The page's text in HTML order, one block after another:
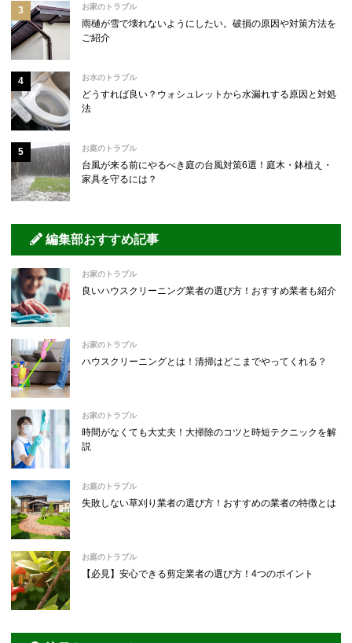
お家のトラブル
雨樋が雪で壊れないようにしたい。破損の原因や対策方法を
ご紹介
お水のトラブル
どうすれば良い？ウォシュレットから水漏れする原因と対処
法
お庭のトラブル
台風が来る前にやるべき庭の台風対策6選！庭木・鉢植え・
家具を守るには？
編集部おすすめ記事
お家のトラブル
良いハウスクリーニング業者の選び方！おすすめ業者も紹介
お家のトラブル
ハウスクリーニングとは！清掃はどこまでやってくれる？
お家のトラブル
時間がなくても大丈夫！大掃除のコツと時短テクニックを解
説
お庭のトラブル
失敗しない草刈り業者の選び方！おすすめの業者の特徴とは
お庭のトラブル
【必見】安心できる剪定業者の選び方！4つのポイント